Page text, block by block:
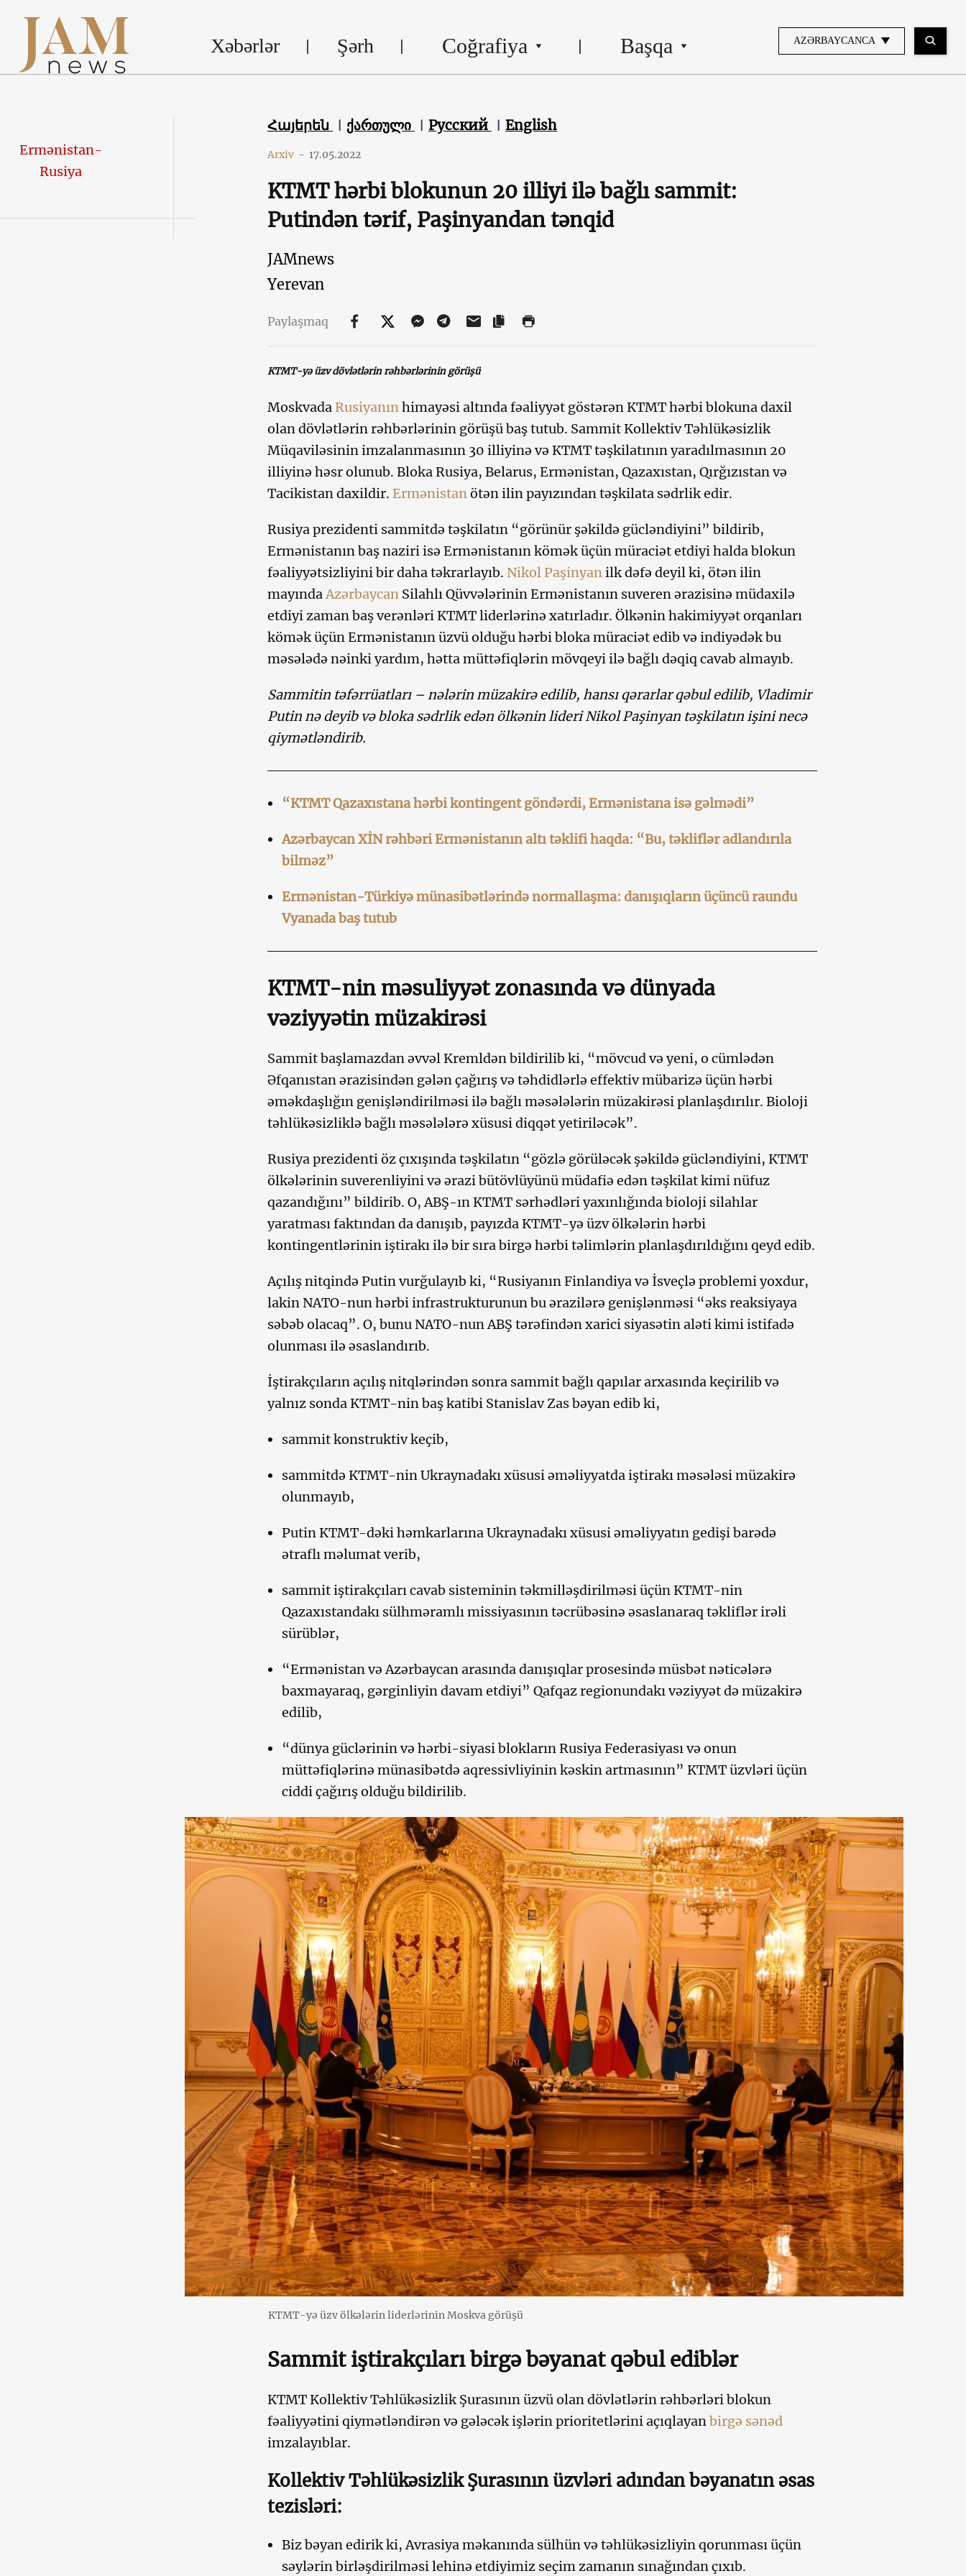
Xəbərlər Şərh Coğrafiya Başqa AZƏRBAYCANCA
Ermənistan-
Rusiya
Հայերեն ქართული Русский English
Arxiv - 17.05.2022
KTMT hərbi blokunun 20 illiyi ilə bağlı sammit:
Putindən tərif, Paşinyandan tənqid
JAMnews
Yerevan
Paylaşmaq
KTMT-yə üzv dövlətlərin rəhbərlərinin görüşü
MoskvadaRusiyanınhimayəsi altında fəaliyyət göstərən KTMT hərbi blokuna daxil
olan dövlətlərin rəhbərlərinin görüşü baş tutub. Sammit Kollektiv Təhlükəsizlik
Müqaviləsinin imzalanmasının 30 illiyinə və KTMT təşkilatının yaradılmasının 20
illiyinə həsr olunub. Bloka Rusiya, Belarus, Ermənistan, Qazaxıstan, Qırğızıstan və
Tacikistan daxildir. Ermənistanötən ilin payızından təşkilata sədrlik edir.
Rusiya prezidenti sammitdə təşkilatın “görünür şəkildə gücləndiyini” bildirib,
Ermənistanın baş naziri isə Ermənistanın kömək üçün müraciət etdiyi halda blokun
fəaliyyətsizliyini bir daha təkrarlayıb. Nikol Paşinyanilk dəfə deyil ki, ötən ilin
mayındaAzərbaycan Silahlı Qüvvələrinin Ermənistanın suveren ərazisinə müdaxilə
etdiyi zaman baş verənləri KTMT liderlərinə xatırladır. Ölkənin hakimiyyət orqanları
kömək üçün Ermənistanın üzvü olduğu hərbi bloka müraciət edib və indiyədək bu
məsələdə nəinki yardım, hətta müttəfiqlərin mövqeyi ilə bağlı dəqiq cavab almayıb.
Sammitin təfərrüatları – nələrin müzakirə edilib, hansı qərarlar qəbul edilib, Vladimir
Putin nə deyib və bloka sədrlik edən ölkənin lideri Nikol Paşinyan təşkilatın işini necə
qiymətləndirib.
“KTMT Qazaxıstana hərbi kontingent göndərdi, Ermənistana isə gəlmədi”
Azərbaycan XİN rəhbəri Ermənistanın altı təklifi haqda: “Bu, təkliflər adlandırıla
bilməz”
Ermənistan-Türkiyə münasibətlərində normallaşma: danışıqların üçüncü raundu
Vyanada baş tutub
KTMT-nin məsuliyyət zonasında və dünyada
vəziyyətin müzakirəsi
Sammit başlamazdan əvvəl Kremldən bildirilib ki, “mövcud və yeni, o cümlədən
Əfqanıstan ərazisindən gələn çağırış və təhdidlərlə effektiv mübarizə üçün hərbi
əməkdaşlığın genişləndirilməsi ilə bağlı məsələlərin müzakirəsi planlaşdırılır. Bioloji
təhlükəsizliklə bağlı məsələlərə xüsusi diqqət yetiriləcək”.
Rusiya prezidenti öz çıxışında təşkilatın “gözlə görüləcək şəkildə gücləndiyini, KTMT
ölkələrinin suverenliyini və ərazi bütövlüyünü müdafiə edən təşkilat kimi nüfuz
qazandığını” bildirib. O, ABŞ-ın KTMT sərhədləri yaxınlığında bioloji silahlar
yaratması faktından da danışıb, payızda KTMT-yə üzv ölkələrin hərbi
kontingentlərinin iştirakı ilə bir sıra birgə hərbi təlimlərin planlaşdırıldığını qeyd edib.
Açılış nitqində Putin vurğulayıb ki, “Rusiyanın Finlandiya və İsveçlə problemi yoxdur,
lakin NATO-nun hərbi infrastrukturunun bu ərazilərə genişlənməsi “əks reaksiyaya
səbəb olacaq”. O, bunu NATO-nun ABŞ tərəfindən xarici siyasətin aləti kimi istifadə
olunması ilə əsaslandırıb.
İştirakçıların açılış nitqlərindən sonra sammit bağlı qapılar arxasında keçirilib və
yalnız sonda KTMT-nin baş katibi Stanislav Zas bəyan edib ki,
sammit konstruktiv keçib,
sammitdə KTMT-nin Ukraynadakı xüsusi əməliyyatda iştirakı məsələsi müzakirə
olunmayıb,
Putin KTMT-dəki həmkarlarına Ukraynadakı xüsusi əməliyyatın gedişi barədə
ətraflı məlumat verib,
sammit iştirakçıları cavab sisteminin təkmilləşdirilməsi üçün KTMT-nin
Qazaxıstandakı sülhməramlı missiyasının təcrübəsinə əsaslanaraq təkliflər irəli
sürüblər,
“Ermənistan və Azərbaycan arasında danışıqlar prosesində müsbət nəticələrə
baxmayaraq, gərginliyin davam etdiyi” Qafqaz regionundakı vəziyyət də müzakirə
edilib,
“dünya güclərinin və hərbi-siyasi blokların Rusiya Federasiyası və onun
müttəfiqlərinə münasibətdə aqressivliyinin kəskin artmasının” KTMT üzvləri üçün
ciddi çağırış olduğu bildirilib.
KTMT-yə üzv ölkələrin liderlərinin Moskva görüşü
Sammit iştirakçıları birgə bəyanat qəbul ediblər
KTMT Kollektiv Təhlükəsizlik Şurasının üzvü olan dövlətlərin rəhbərləri blokun
fəaliyyətini qiymətləndirən və gələcək işlərin prioritetlərini açıqlayanbirgə sənəd
imzalayıblar.
Kollektiv Təhlükəsizlik Şurasının üzvləri adından bəyanatın əsas
tezisləri:
Biz bəyan edirik ki, Avrasiya məkanında sülhün və təhlükəsizliyin qorunması üçün
səylərin birləşdirilməsi lehinə etdiyimiz seçim zamanın sınağından çıxıb.